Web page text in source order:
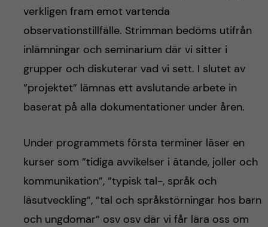
verkligen fram emot vartenda
observationstillfälle. Strimman bedöms utifrån
inlämningar och seminarium där vi sitter i
grupper och diskuterar vad vi sett. I slutet av
”projektet” lämnas ett avslutande arbete in
baserat på alla dokumentationer under åren.
Under programmets första terminer läser en
kurser som ”tidiga avvikelser i ätande, joller och
kommunikation”, ”typisk tal-, språk och
läsutveckling”, ”tal och språkstörningar hos barn
och ungdomar” osv osv där vi får lära oss om